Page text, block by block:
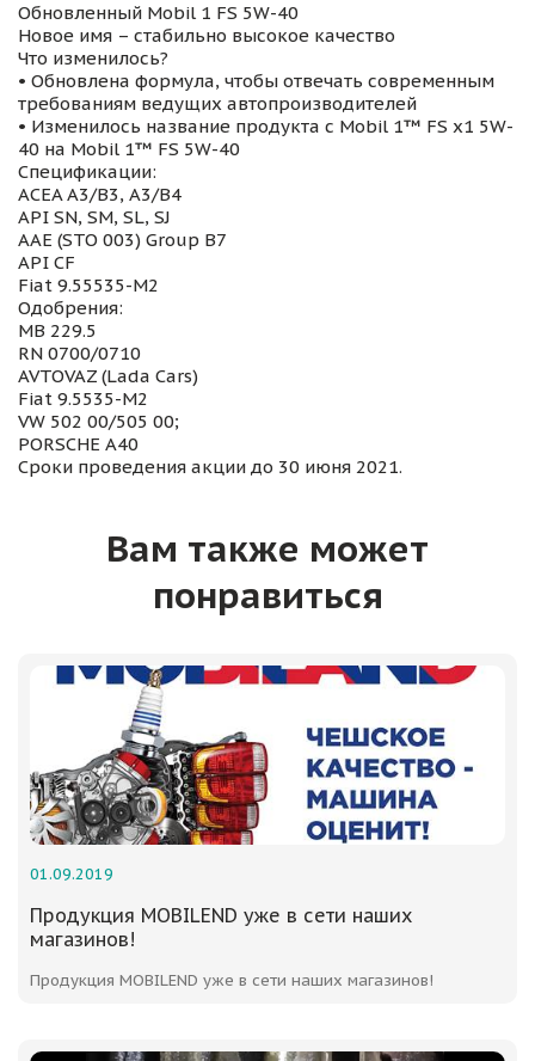
Обновленный Mobil 1 FS 5W-40
Новое имя – стабильно высокое качество
Что изменилось?
• Обновлена формула, чтобы отвечать современным
требованиям ведущих автопроизводителей
• Изменилось название продукта с Mobil 1™ FS x1 5W-
40 на Mobil 1™ FS 5W-40
Спецификации:
ACEA A3/B3, A3/B4
API SN, SM, SL, SJ
AAE (STO 003) Group B7
API CF
Fiat 9.55535-M2
Одобрения:
MB 229.5
RN 0700/0710
AVTOVAZ (Lada Cars)
Fiat 9.5535-M2
VW 502 00/505 00;
PORSCHE A40
Сроки проведения акции до 30 июня 2021.
Вам также может
понравиться
01.09.2019
Продукция MOBILEND уже в сети наших
магазинов!
Продукция MOBILEND уже в сети наших магазинов!